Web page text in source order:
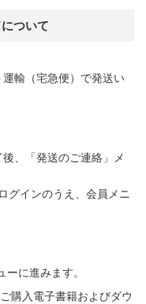
ついて
輸（宅急便）で発送い
、「発送のご連絡」メ
グインのうえ、会員メニ
に進みます。
購入電子書籍およびダウ